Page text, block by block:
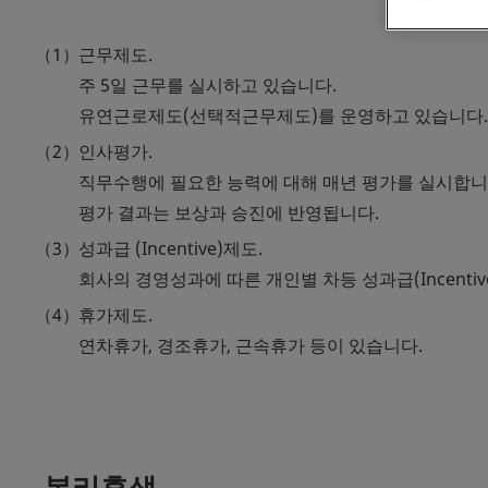
근무제도.
주 5일 근무를 실시하고 있습니다.
유연근로제도(선택적근무제도)를 운영하고 있습니다.
인사평가.
직무수행에 필요한 능력에 대해 매년 평가를 실시합
평가 결과는 보상과 승진에 반영됩니다.
성과급 (Incentive)제도.
회사의 경영성과에 따른 개인별 차등 성과급
휴가제도.
연차휴가, 경조휴가, 근속휴가 등이 있습니다.